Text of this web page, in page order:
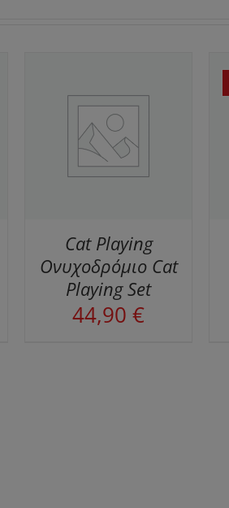
Cat Playing
Ονυχοδρόμιο Cat
Playing Set
44,90 €
ΑΓΟΡΆ
ΛΕΠΤΟΜΈΡΕΙΕΣ